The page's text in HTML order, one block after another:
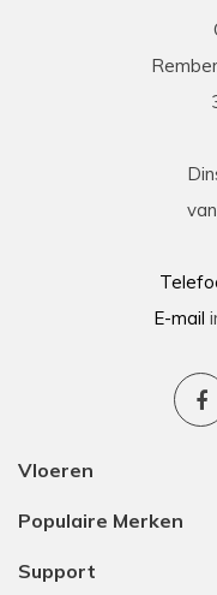
E-mail
Vloeren
Populaire Merken
Support